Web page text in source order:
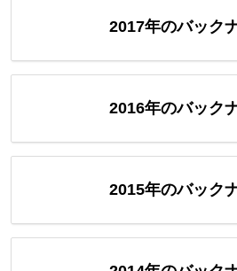
2017年のバック
2016年のバック
2015年のバック